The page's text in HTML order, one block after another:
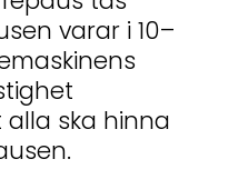
varar i 10–
ska hinna